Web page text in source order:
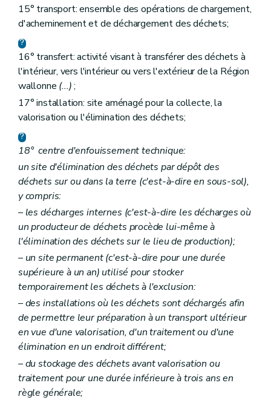
15° transport: ensemble des opérations de chargement,
d'acheminement et de déchargement des déchets;
16° transfert: activité visant à transférer des déchets à
l'intérieur, vers l'intérieur ou vers l'extérieur de la Région
wallonne (...);
17° installation: site aménagé pour la collecte, la
valorisation ou l'élimination des déchets;
18° centre d'enfouissement technique:
un site d'élimination des déchets par dépôt des
déchets sur ou dans la terre (c'est-à-dire en sous-sol),
y compris:
– les décharges internes (c'est-à-dire les décharges où
un producteur de déchets procède lui-même à
l'élimination des déchets sur le lieu de production);
– un site permanent (c'est-à-dire pour une durée
supérieure à un an) utilisé pour stocker
temporairement les déchets à l'exclusion:
– des installations où les déchets sont déchargés afin
de permettre leur préparation à un transport ultérieur
en vue d'une valorisation, d'un traitement ou d'une
élimination en un endroit différent;
– du stockage des déchets avant valorisation ou
traitement pour une durée inférieure à trois ans en
règle générale;